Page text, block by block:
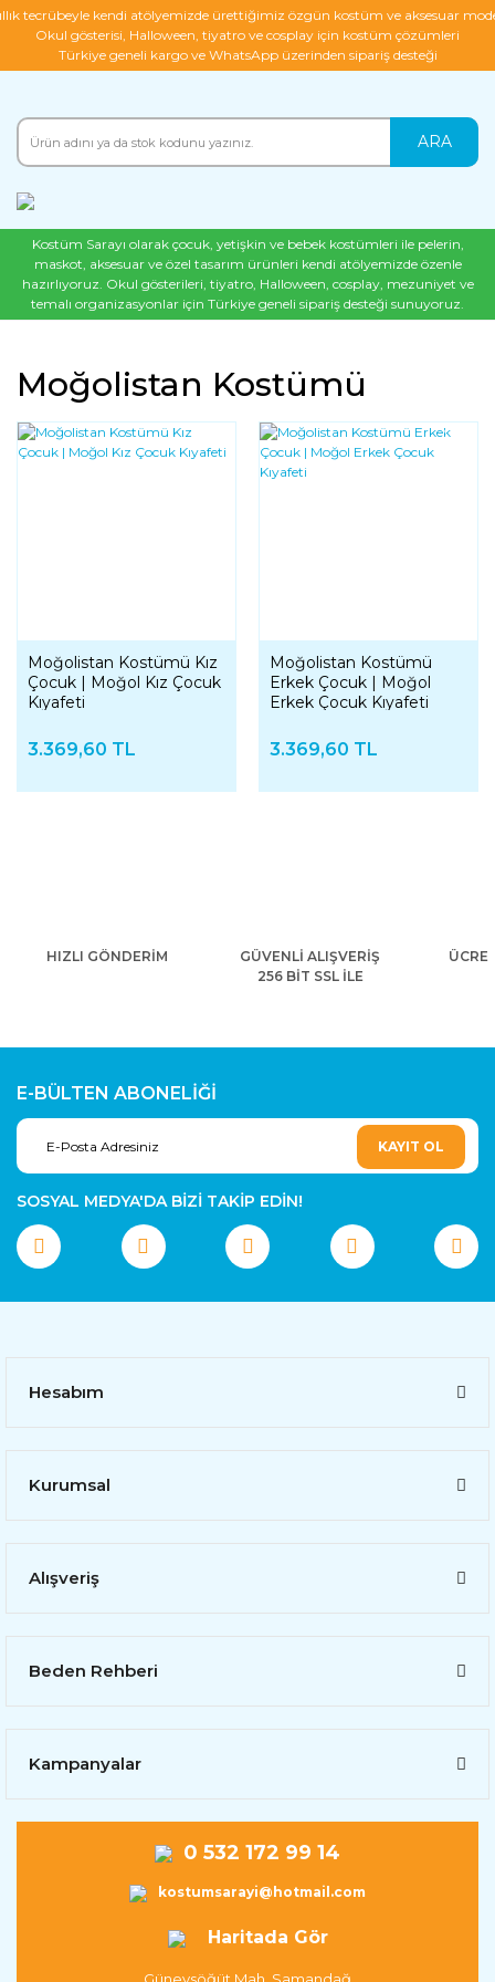
tecrübeyle kendi atölyemizde ürettiğimiz özgün kostüm ve aksesuar
Okul gösterisi, Halloween, tiyatro ve cosplay için kostüm çözümleri
Türkiye geneli kargo ve WhatsApp üzerinden sipariş desteği
ARA
Kostüm Sarayı olarak çocuk, yetişkin ve bebek kostümleri ile pelerin,
maskot, aksesuar ve özel tasarım ürünleri kendi atölyemizde özenle
hazırlıyoruz. Okul gösterileri, tiyatro, Halloween, cosplay, mezuniyet ve
temalı organizasyonlar için Türkiye geneli sipariş desteği sunuyoruz.
Moğolistan Kostümü
Moğolistan Kostümü Kız
Çocuk | Moğol Kız Çocuk
Kıyafeti
3.369,60 TL
YENI
Moğolistan Kostümü
Erkek Çocuk | Moğol
Erkek Çocuk Kıyafeti
3.369,60 TL
HIZLI GÖNDERİM
GÜVENLİ ALIŞVERİŞ
256 BİT SSL İLE
E-BÜLTEN ABONELİĞİ
KAYIT OL
SOSYAL MEDYA'DA BİZİ TAKİP EDİN!
Hesabım
Kurumsal
Alışveriş
Beden Rehberi
Kampanyalar
0 532 172 99 14
kostumsarayi@hotmail.com
Haritada Gör